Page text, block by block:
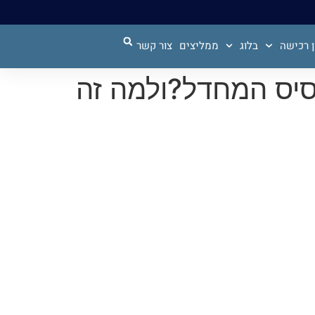
רכישה בלוג ממליצים צור קשר
המחדל?ולמה זה